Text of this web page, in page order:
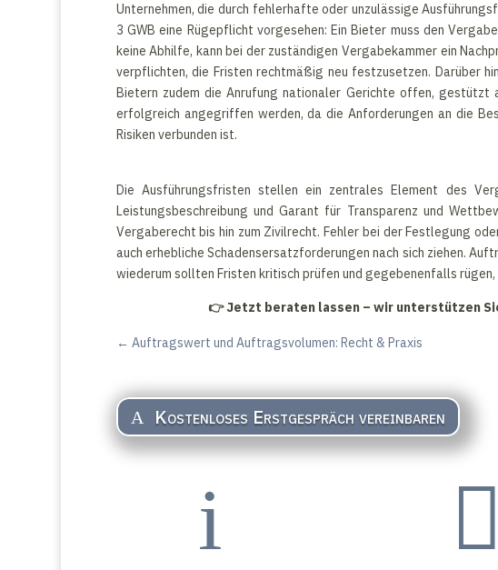
Unternehmen, die durch fehlerhafte oder unzulässige
3 GWB eine Rügepflicht vorgesehen: Ein Bieter muss den
keine Abhilfe, kann bei der zuständigen Vergabekammer ein
verpflichten, die Fristen rechtmäßig neu festzusetzen. Darüber
Bietern zudem die Anrufung nationaler Gerichte offen,
erfolgreich angegriffen werden, da die Anforderungen an die
Risiken verbunden ist.
Die Ausführungsfristen stellen ein zentrales Element des
Leistungsbeschreibung und Garant für Transparenz und
Vergaberecht bis hin zum Zivilrecht. Fehler bei der Festlegung
auch erhebliche Schadensersatzforderungen nach sich ziehen.
wiederum sollten Fristen kritisch prüfen und gegebenenfalls rügen,
👉Jetzt beraten lassen – wir unterstützen
← Auftragswert und Auftragsvolumen: Recht & Praxis
Kostenloses Erstgespräch vereinbaren
i 